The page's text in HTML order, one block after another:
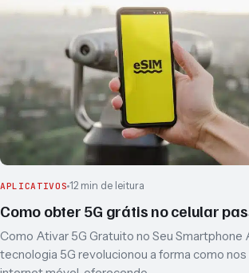
APLICATIVOS 12 min de leitura
Como obter 5G grátis no celular
Como Ativar 5G Gratuito no Seu Smartphone
tecnologia 5G revolucionou a forma como